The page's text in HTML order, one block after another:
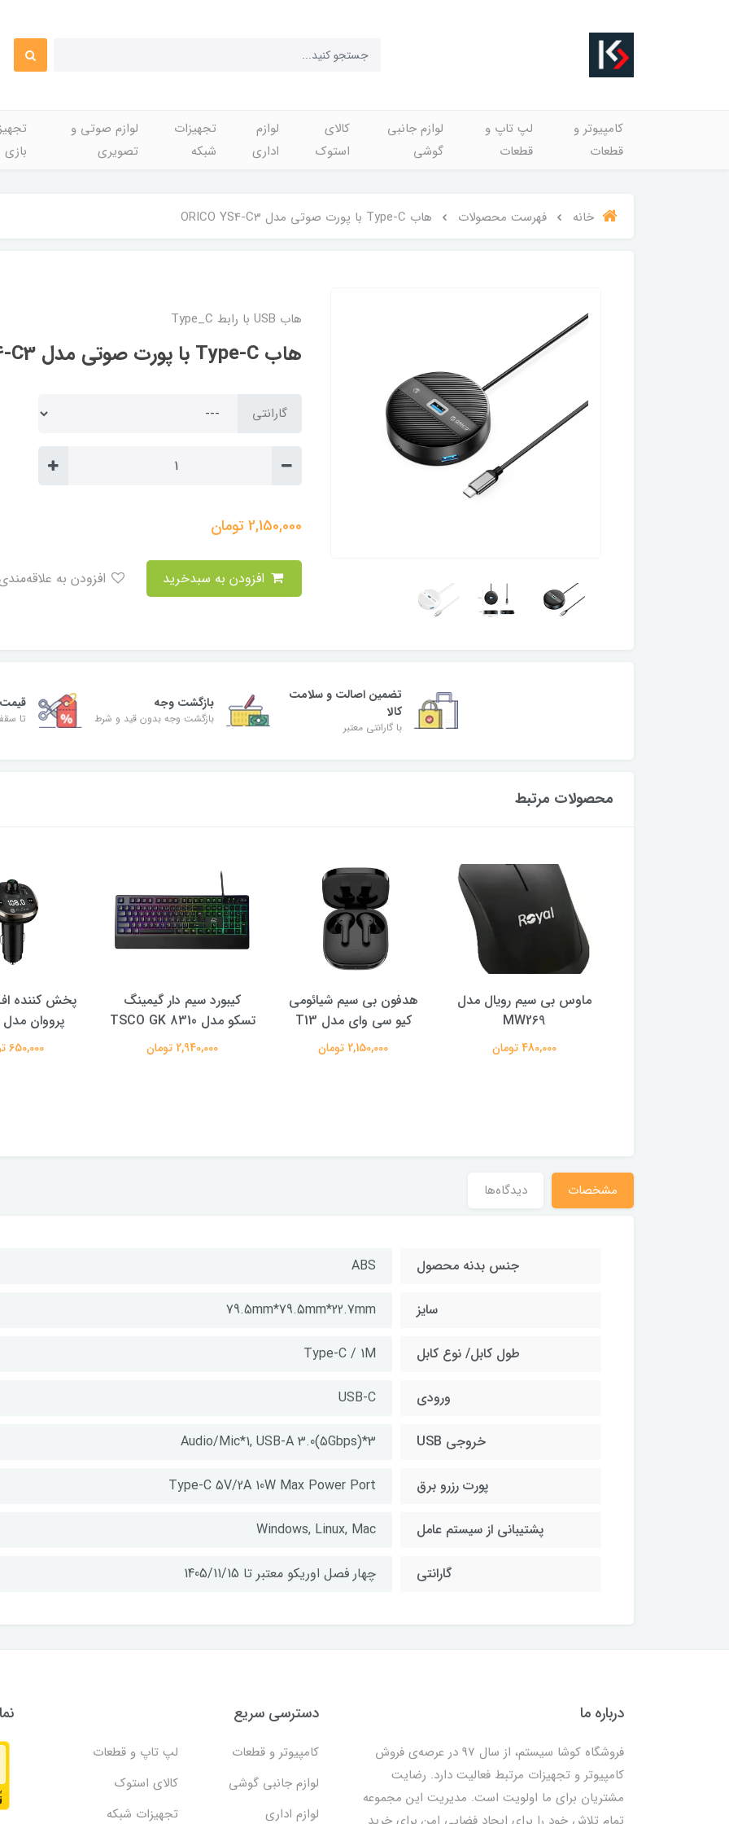
کامپیوتر و
قطعات
لپ تاپ و
قطعات
لوازم جانبی
گوشی
کالای
استوک
لوازم
اداری
تجهیزات
شبکه
لوازم صوتی و
تصویری
بازی
خانه فهرست محصولات هاب Type-C با پورت صوتی مدل ORICO YS4-C3
هاب USB با رابط Type_C
هاب Type-C با پورت صوتی مدل ORICO YS4-C3
گارانتی
2,150,000تومان
تضمین اصالت و سلامت
کالا
با گارانتی معتبر
بازگشت وجه
بازگشت وجه بدون قید و شرط تا سقف 30%
محصولات مرتبط
ماوس بی سیم رویال مدل
MW269
480,000 تومان
هدفون بی سیم شیائومی
کیو سی وای مدل T13
2,150,000 تومان
کیبورد سیم دار گیمینگ
تسکو مدل TSCO GK 8310
2,940,000 تومان
پخش کننده
پرووان مدل PFT93
650,000 تومان
مشخصات دیدگاه‌ها
جنس بدنه محصول ABS
سایز 79.5mm*79.5mm*22.7mm
طول کابل/ نوع کابل Type-C / 1M
ورودی USB-C
خروجی USB Audio/Mic*1, USB-A 3.0(5Gbps)*3
پورت رزرو برق Type-C 5V/2A 10W Max Power Port
پشتیبانی از سیستم عامل Windows, Linux, Mac
گارانتی چهار فصل اوریکو معتبر تا 1405/11/15
درباره ما
فروشگاه کوشا سیستم، از سال 97 در عرصه‌ی فروش
کامپیوتر و تجهیزات مرتبط فعالیت دارد. رضایت
مشتریان برای ما اولویت است. مدیریت این مجموعه
دسترسی سریع
کامپیوتر و قطعات
لپ تاپ و قطعات
لوازم جانبی گوشی
کالای استوک
لوازم اداری
تجهیزات شبکه